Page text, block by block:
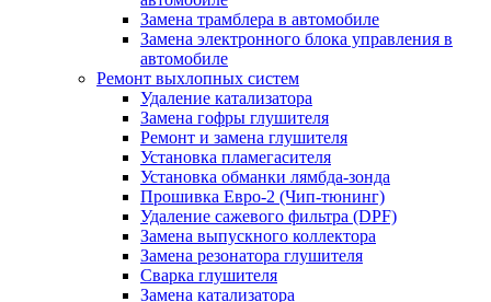
Замена трамблера в автомобиле
Замена электронного блока управления в
автомобиле
Ремонт выхлопных систем
Удаление катализатора
Замена гофры глушителя
Ремонт и замена глушителя
Установка пламегасителя
Установка обманки лямбда-зонда
Прошивка Евро-2 (Чип-тюнинг)
Удаление сажевого фильтра (DPF)
Замена выпускного коллектора
Замена резонатора глушителя
Сварка глушителя
Замена катализатора